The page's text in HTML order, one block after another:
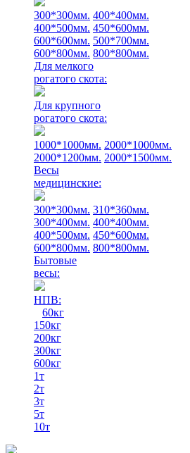
300*300мм. 400*400мм.
400*500мм. 450*600мм.
600*600мм. 500*700мм.
600*800мм. 800*800мм.
Для мелкого
рогатого скота:
Для крупного
рогатого скота:
1000*1000мм. 2000*1000мм.
2000*1200мм. 2000*1500мм.
Весы
медицинские:
300*300мм. 310*360мм.
300*400мм. 400*400мм.
400*500мм. 450*600мм.
600*800мм. 800*800мм.
Бытовые
весы:
НПВ:
60кг
150кг
200кг
300кг
600кг
1т
2т
3т
5т
10т